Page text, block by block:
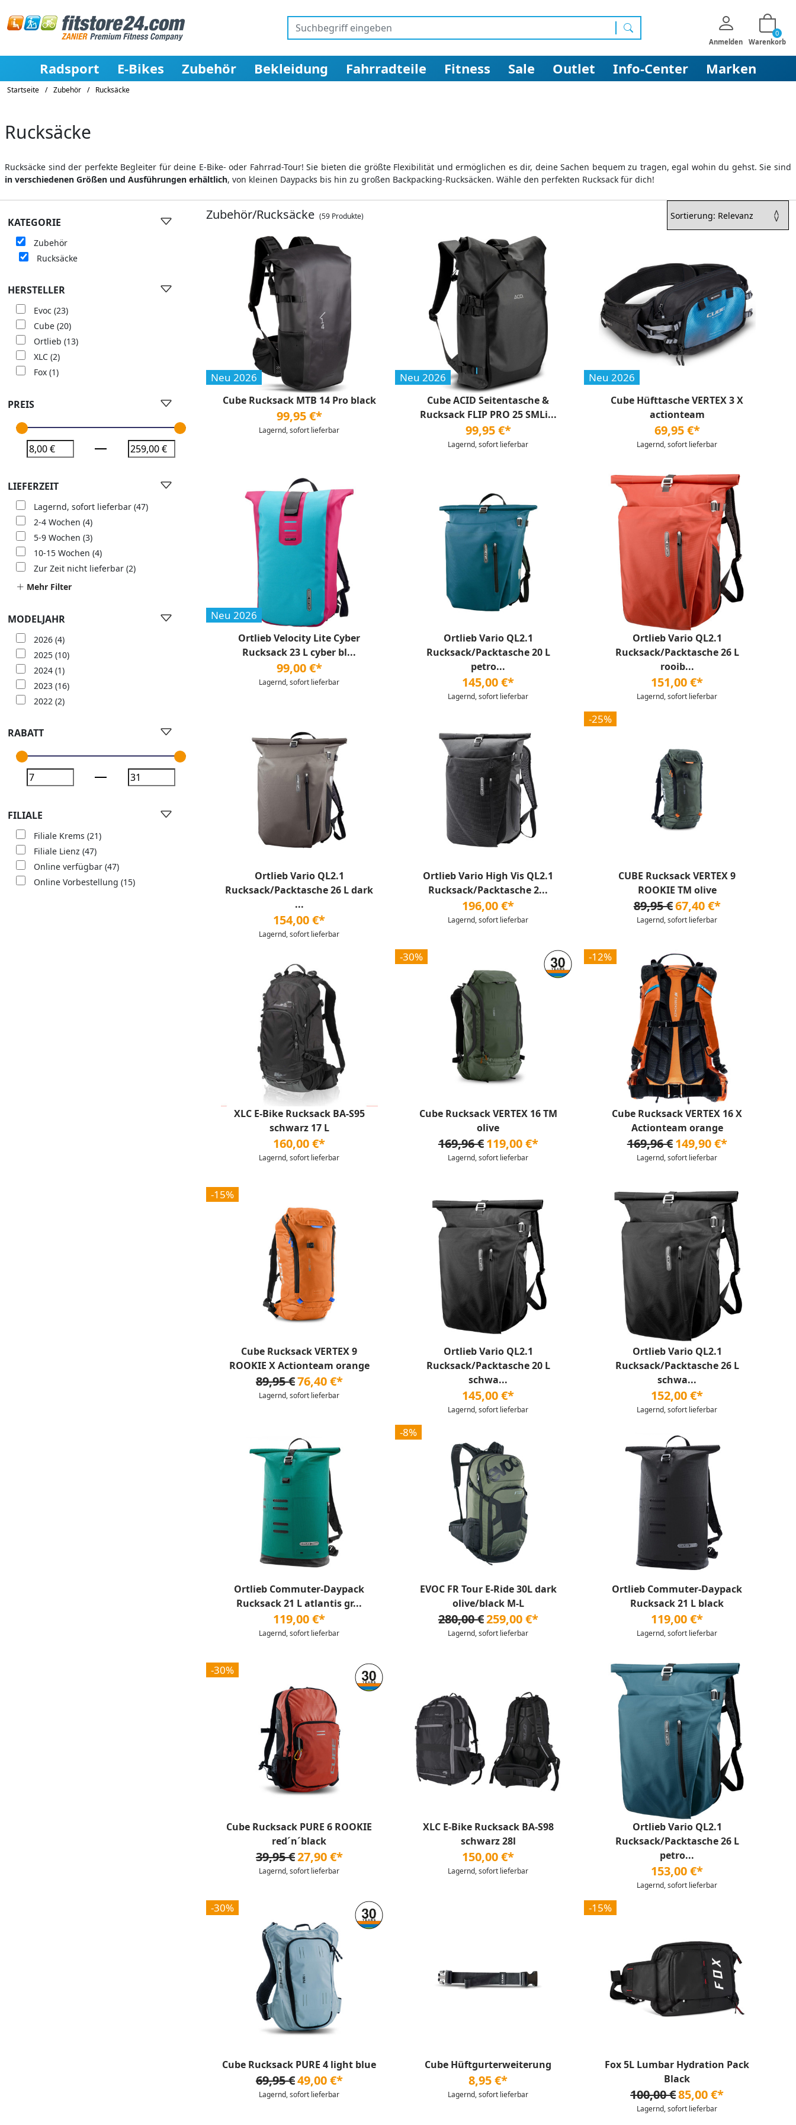
Suchen Anmelden Warenkorb
0
Radsport E-Bikes Zubehör Bekleidung Fahrradteile Fitness Sale Outlet Info-Center Marken
Startseite / Zubehör / Rucksäcke
Rucksäcke
Rucksäcke sind der perfekte Begleiter für deine E-Bike- oder Fahrrad-Tour! Sie bieten die größte Flexibilität und ermöglichen es dir, deine Sachen bequem zu tragen, egal wohin du gehst. Sie sind
in verschiedenen Größen und Ausführungen erhältlich, von kleinen Daypacks bis hin zu großen Backpacking-Rucksäcken. Wähle den perfekten Rucksack für dich!
KATEGORIE
Zubehör
Rucksäcke
HERSTELLER
Evoc (23)
Cube (20)
Ortlieb (13)
XLC (2)
Fox (1)
PREIS
LIEFERZEIT
Lagernd, sofort lieferbar (47)
2-4 Wochen (4)
5-9 Wochen (3)
10-15 Wochen (4)
Zur Zeit nicht lieferbar (2)
Mehr Filter
MODELJAHR
2026 (4)
2025 (10)
2024 (1)
2023 (16)
2022 (2)
RABATT
FILIALE
Filiale Krems (21)
Filiale Lienz (47)
Online verfügbar (47)
Online Vorbestellung (15)
Zubehör/Rucksäcke (59 Produkte)
Neu 2026
Cube Rucksack MTB 14 Pro black
99,95 €*
Lagernd, sofort lieferbar
Neu 2026
Cube ACID Seitentasche &
Rucksack FLIP PRO 25 SMLi...
99,95 €*
Lagernd, sofort lieferbar
Neu 2026
Cube Hüfttasche VERTEX 3 X
actionteam
69,95 €*
Lagernd, sofort lieferbar
Neu 2026
Ortlieb Velocity Lite Cyber
Rucksack 23 L cyber bl...
99,00 €*
Lagernd, sofort lieferbar
Ortlieb Vario QL2.1
Rucksack/Packtasche 20 L
petro...
145,00 €*
Lagernd, sofort lieferbar
Ortlieb Vario QL2.1
Rucksack/Packtasche 26 L
rooib...
151,00 €*
Lagernd, sofort lieferbar
Ortlieb Vario QL2.1
Rucksack/Packtasche 26 L dark
...
154,00 €*
Lagernd, sofort lieferbar
Ortlieb Vario High Vis QL2.1
Rucksack/Packtasche 2...
196,00 €*
Lagernd, sofort lieferbar
-25%
CUBE Rucksack VERTEX 9
ROOKIE TM olive
89,95 €67,40 €*
Lagernd, sofort lieferbar
XLC E-Bike Rucksack BA-S95
schwarz 17 L
160,00 €*
Lagernd, sofort lieferbar
-30%
Cube Rucksack VERTEX 16 TM
olive
169,96 €119,00 €*
Lagernd, sofort lieferbar
-12%
Cube Rucksack VERTEX 16 X
Actionteam orange
169,96 €149,90 €*
Lagernd, sofort lieferbar
-15%
Cube Rucksack VERTEX 9
ROOKIE X Actionteam orange
89,95 €76,40 €*
Lagernd, sofort lieferbar
Ortlieb Vario QL2.1
Rucksack/Packtasche 20 L
schwa...
145,00 €*
Lagernd, sofort lieferbar
Ortlieb Vario QL2.1
Rucksack/Packtasche 26 L
schwa...
152,00 €*
Lagernd, sofort lieferbar
Ortlieb Commuter-Daypack
Rucksack 21 L atlantis gr...
119,00 €*
Lagernd, sofort lieferbar
-8%
EVOC FR Tour E-Ride 30L dark
olive/black M-L
280,00 €259,00 €*
Lagernd, sofort lieferbar
Ortlieb Commuter-Daypack
Rucksack 21 L black
119,00 €*
Lagernd, sofort lieferbar
-30%
Cube Rucksack PURE 6 ROOKIE
red´n´black
39,95 €27,90 €*
Lagernd, sofort lieferbar
XLC E-Bike Rucksack BA-S98
schwarz 28l
150,00 €*
Lagernd, sofort lieferbar
Ortlieb Vario QL2.1
Rucksack/Packtasche 26 L
petro...
153,00 €*
Lagernd, sofort lieferbar
-30%
Cube Rucksack PURE 4 light blue
69,95 €49,00 €*
Lagernd, sofort lieferbar
Cube Hüftgurterweiterung
8,95 €*
Lagernd, sofort lieferbar
-15%
Fox 5L Lumbar Hydration Pack
Black
100,00 €85,00 €*
Lagernd, sofort lieferbar